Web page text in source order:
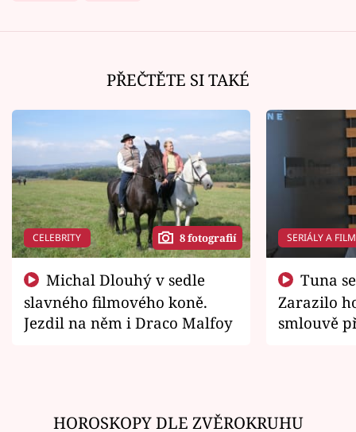
PŘEČTĚTE SI TAKÉ
CELEBRITY 8 fotografií
slavného filmového koně.
Jezdil na něm i Draco Malfoy
SERIÁLY A
Zarazilo
smlouvě
HOROSKOPY DLE ZVĚROKRUHU